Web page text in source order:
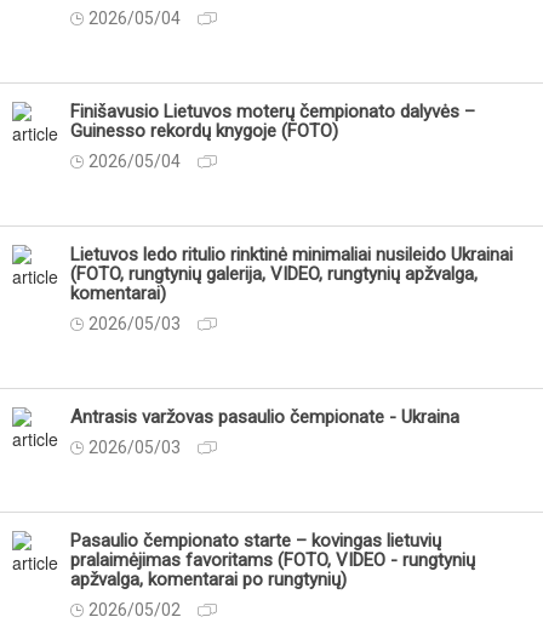
2026/05/04
Finišavusio Lietuvos moterų čempionato dalyvės –
Guinesso rekordų knygoje (FOTO)
2026/05/04
Lietuvos ledo ritulio rinktinė minimaliai nusileido Ukrainai
(FOTO, rungtynių galerija, VIDEO, rungtynių apžvalga,
komentarai)
2026/05/03
Antrasis varžovas pasaulio čempionate - Ukraina
2026/05/03
Pasaulio čempionato starte – kovingas lietuvių
pralaimėjimas favoritams (FOTO, VIDEO - rungtynių
apžvalga, komentarai po rungtynių)
2026/05/02